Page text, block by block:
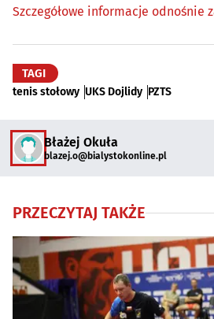
Szczegółowe informacje odnośnie
TAGI
tenis stołowy UKS Dojlidy PZTS
Błażej Okuła
blazej.o@bialystokonline.pl
PRZECZYTAJ TAKŻE